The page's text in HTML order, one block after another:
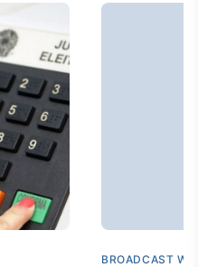
Curadoria de
conteúdos
noticiosos
Broadcast
Radar
Monitoramento
inteligente de
notícias e
conteúdos
BROADCAST